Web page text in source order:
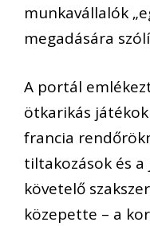
munkavállalók
megadására
A portál
ötkarikás
francia
tiltakozások és
követelő
közepette – a